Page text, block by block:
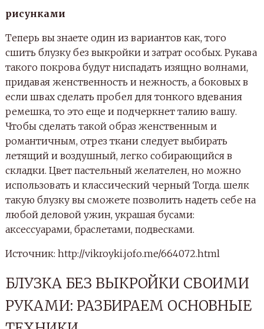
рисунками
Теперь вы знаете один из вариантов как, того
сшить блузку без выкройки и затрат особых. Рукава
такого покрова будут ниспадать изящно волнами,
придавая женственность и нежность, а боковых в
если швах сделать пробел для тонкого вдевания
ремешка, то это еще и подчеркнет талию вашу.
Чтобы сделать такой образ женственным и
романтичным, отрез ткани следует выбирать
летящий и воздушный, легко собирающийся в
складки. Цвет пастельный желателен, но можно
использовать и классический черный Тогда. шелк
такую блузку вы сможете позволить надеть себе на
любой деловой ужин, украшая бусами:
аксессуарами, браслетами, подвесками.
Источник: http://vikroyki.jofo.me/664072.html
БЛУЗКА БЕЗ ВЫКРОЙКИ СВОИМИ
РУКАМИ: РАЗБИРАЕМ ОСНОВНЫЕ